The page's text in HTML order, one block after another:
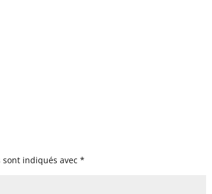
sont indiqués avec*